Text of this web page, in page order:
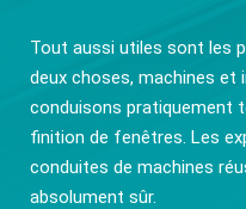
Tout aussi utiles sont les
deux choses, machines et
conduisons pratiquement
finition de fenêtres. Les
conduites de machines
absolument sûr.